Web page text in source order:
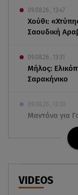
09.08.26 , 13:47
Χούθι:
Σαουδική
09.08.26 , 13:31
Μήλος:
Σαρακήνικο
09.08.26 , 13:30
Μαντόνα για
μου έδωσε
Σε Red Code
VIDEOS